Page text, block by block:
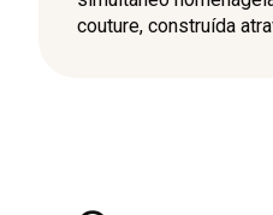
couture, construída